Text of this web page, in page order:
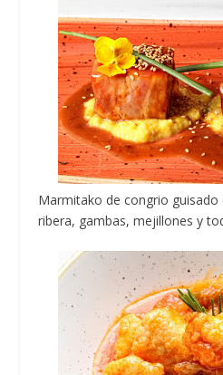
Marmitako de congrio guisado
ribera, gambas, mejillones y